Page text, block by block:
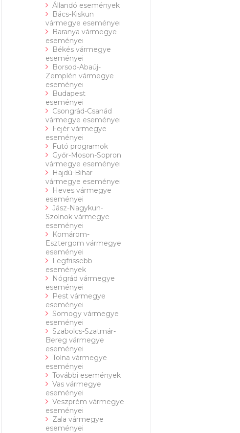
Állandó események
Bács-Kiskun
vármegye eseményei
Baranya vármegye
eseményei
Békés vármegye
eseményei
Borsod-Abaúj-
Zemplén vármegye
eseményei
Budapest
eseményei
Csongrád-Csanád
vármegye eseményei
Fejér vármegye
eseményei
Futó programok
Győr-Moson-Sopron
vármegye eseményei
Hajdú-Bihar
vármegye eseményei
Heves vármegye
eseményei
Jász-Nagykun-
Szolnok vármegye
eseményei
Komárom-
Esztergom vármegye
eseményei
Legfrissebb
események
Nógrád vármegye
eseményei
Pest vármegye
eseményei
Somogy vármegye
eseményei
Szabolcs-Szatmár-
Bereg vármegye
eseményei
Tolna vármegye
eseményei
További események
Vas vármegye
eseményei
Veszprém vármegye
eseményei
Zala vármegye
eseményei